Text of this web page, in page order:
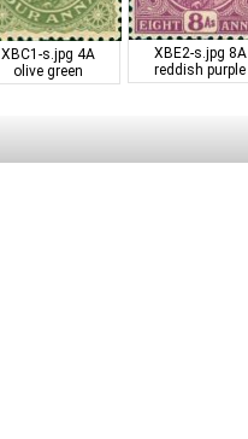
XBC1-s.jpg 4A
olive green
XBE2-s.jpg 8A
reddish purple